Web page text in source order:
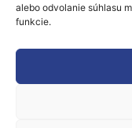
alebo odvolanie súhlasu
funkcie.